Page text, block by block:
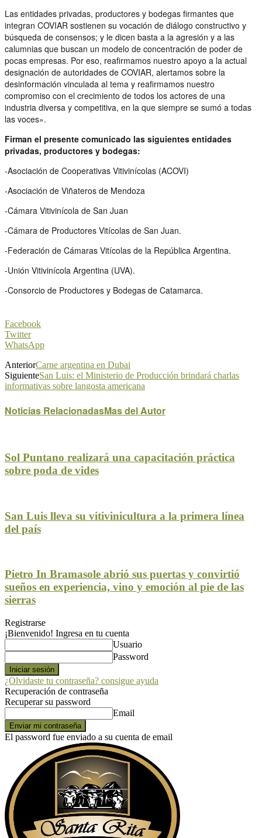
Las entidades privadas, productores y bodegas firmantes que
integran COVIAR sostienen su vocación de diálogo constructivo y
búsqueda de consensos; y le dicen basta a la agresión y a las
calumnias que buscan un modelo de concentración de poder de
pocas empresas. Por eso, reafirmamos nuestro apoyo a la actual
designación de autoridades de COVIAR, alertamos sobre la
desinformación vinculada al tema y reafirmamos nuestro
compromiso con el crecimiento de todos los actores de una
industria diversa y competitiva, en la que siempre se sumó a todas
las voces».
Firman el presente comunicado las siguientes entidades
privadas, productores y bodegas:
-Asociación de Cooperativas Vitivinícolas (ACOVI)
-Asociación de Viñateros de Mendoza
-Cámara Vitivinícola de San Juan
-Cámara de Productores Vitícolas de San Juan.
-Federación de Cámaras Vitícolas de la República Argentina.
-Unión Vitivinícola Argentina (UVA).
-Consorcio de Productores y Bodegas de Catamarca.
Facebook
Twitter
WhatsApp
AnteriorCarne argentina en Dubai
SiguienteSan Luis: el Ministerio de Producción brindará charlas
informativas sobre langosta americana
Noticias RelacionadasMas del Autor
Sol Puntano realizará una capacitación práctica
sobre poda de vides
San Luis lleva su vitivinicultura a la primera línea
del país
Pietro In Bramasole abrió sus puertas y convirtió
sueños en experiencia, vino y emoción al pie de las
sierras
Registrarse
¡Bienvenido! Ingresa en tu cuenta
Usuario
Password
¿Olvidaste tu contraseña? consigue ayuda
Recuperación de contraseña
Recuperar su password
Email
El password fue enviado a su cuenta de email